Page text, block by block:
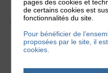
15
pages des cookies et
de certains cookies est
fonctionnalités du site.
Pour bénéficier de
proposées par le site, il
cookies.